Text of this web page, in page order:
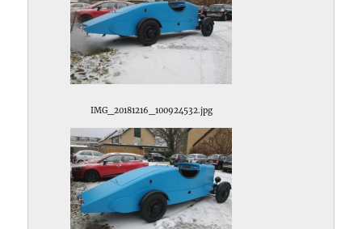
IMG_20181216_100924532.jpg